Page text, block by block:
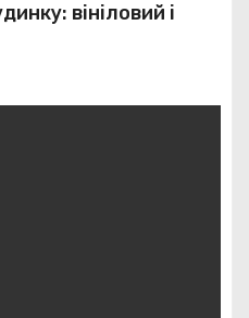
вініловий і